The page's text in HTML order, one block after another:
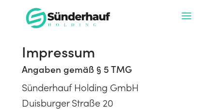
Impressum
Angaben gemäß § 5 TMG
Sünderhauf Holding GmbH
Duisburger Straße 20